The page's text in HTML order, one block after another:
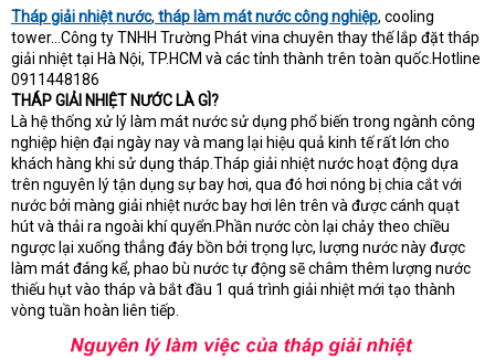
Tháp giải nhiệt nước, tháp làm mát nước công nghiệp, cooling
tower...Công ty TNHH Trường Phát vina chuyên thay thế lắp đặt tháp
giải nhiệt tại Hà Nội, TP.HCM và các tỉnh thành trên toàn quốc.Hotline
0911448186
THÁP GIẢI NHIỆT NƯỚC LÀ GÌ?
Là hệ thống xử lý làm mát nước sử dụng phổ biến trong ngành công
nghiệp hiện đại ngày nay và mang lại hiệu quả kinh tế rất lớn cho
khách hàng khi sử dụng tháp.Tháp giải nhiệt nước hoạt động dựa
trên nguyên lý tận dụng sự bay hơi, qua đó hơi nóng bị chia cắt với
nước bởi màng giải nhiệt nước bay hơi lên trên và được cánh quạt
hút và thải ra ngoài khí quyển.Phần nước còn lại chảy theo chiều
ngược lại xuống thẳng đáy bồn bởi trọng lực, lượng nước này được
làm mát đáng kể, phao bù nước tự động sẽ châm thêm lượng nước
thiếu hụt vào tháp và bắt đầu 1 quá trình giải nhiệt mới tạo thành
vòng tuần hoàn liên tiếp.